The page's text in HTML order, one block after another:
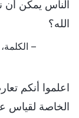
الناس يمكن أن
الله؟
– الكلمة، ج. 1. ظهور الله وعمله. حتمًا
اعلموا أنكم
الخاصة لقياس